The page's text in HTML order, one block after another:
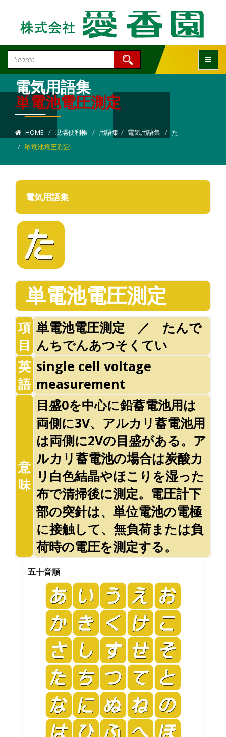
電気用語集
単電池電圧測定
HOME 現場便利帳 用語集 電気用語集
た
単電池電圧測定
電気用語集
単電池電圧測定
項
目
単電池電圧測定 ／ たんで
んちでんあつそくてい
英
語
single cell voltage
measurement
意
味
目盛0を中心に鉛蓄電池用は
両側に3V、アルカリ蓄電池用
は両側に2Vの目盛がある。ア
ルカリ蓄電池の場合は炭酸カ
リ白色結晶やほこりを湿った
布で清掃後に測定。電圧計下
部の突針は、単位電池の電極
に接触して、無負荷または負
荷時の電圧を測定する。
五十音順